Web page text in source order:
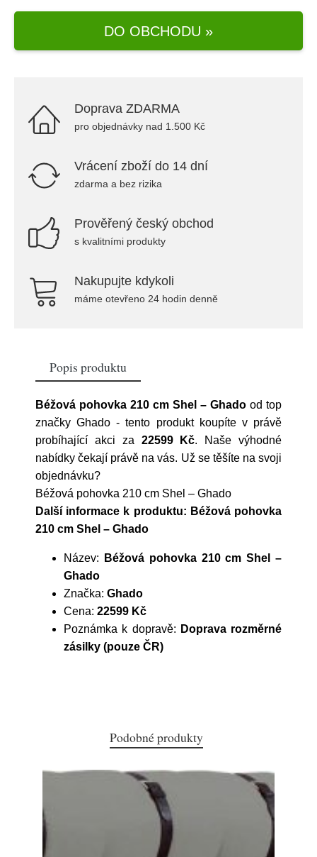
DO OBCHODU »
Doprava ZDARMA
pro objednávky nad 1.500 Kč
Vrácení zboží do 14 dní
zdarma a bez rizika
Prověřený český obchod
s kvalitními produkty
Nakupujte kdykoli
máme otevřeno 24 hodin denně
Popis produktu
Béžová pohovka 210 cm Shel – Ghado od top
značkyGhado - tento produkt koupíte v právě
probíhající akci za 22599 Kč. Naše výhodné
nabídky čekají právě na vás. Už se těšíte na svoji
objednávku?
Béžová pohovka 210 cm Shel – Ghado
Další informace k produktu: Béžová pohovka
210 cm Shel – Ghado
Název:
Béžová pohovka 210 cm Shel –
Ghado
Značka: Ghado
Cena: 22599 Kč
Poznámka k dopravě: Doprava rozměrné
zásilky (pouze ČR)
Podobné produkty